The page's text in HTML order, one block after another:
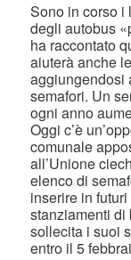
Sono in corso i
degli autobus
ha raccontato
aiuterà anche
aggiungendosi
semafori. Un
ogni anno
Oggi c’è
comunale
all’Unione
elenco di
inserire in
stanziamenti
sollecita i suoi
entro il 5